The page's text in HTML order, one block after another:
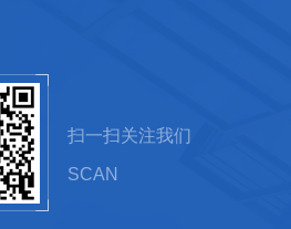
扫一扫关注我们
SCAN